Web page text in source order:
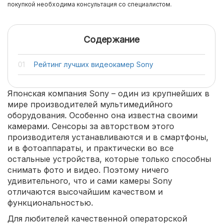
покупкой необходима консультация со специалистом.
Содержание
Рейтинг лучших видеокамер Sony
Японская компания Sony – один из крупнейших в
мире производителей мультимедийного
оборудования. Особенно она известна своими
камерами. Сенсоры за авторством этого
производителя устанавливаются и в смартфоны,
и в фотоаппараты, и практически во все
остальные устройства, которые только способны
снимать фото и видео. Поэтому ничего
удивительного, что и сами камеры Sony
отличаются высочайшим качеством и
функциональностью.
Для любителей качественной операторской